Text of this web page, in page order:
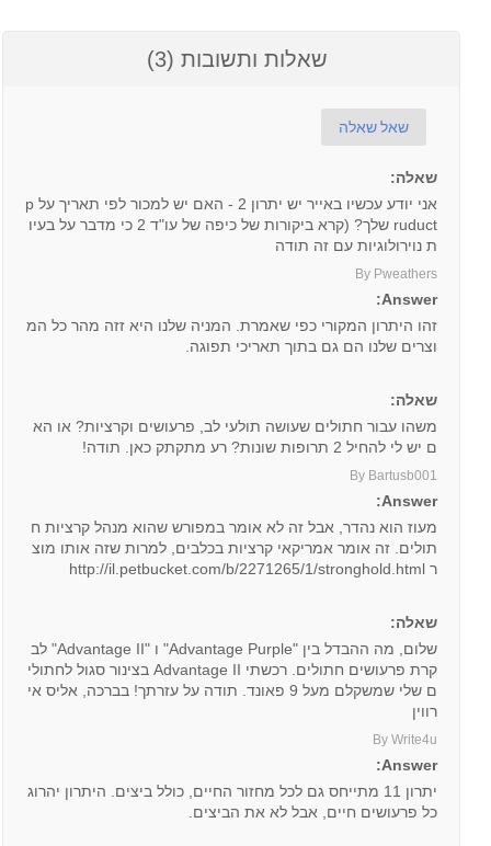
שאלות ותשובות (3)
שאל שאלה
שאלה:
אני יודע עכשיו באייר יש יתרון 2 - האם יש למכור לפי תאריך על p
ruduct שלך? (קרא ביקורות של כיפה של עו"ד 2 כי מדבר על בעיו
ת נוירולוגיות עם זה תודה
By Pweathers
Answer:
זהו היתרון המקורי כפי שאמרת. המניה שלנו היא זזה מהר כל המ
וצרים שלנו הם גם בתוך תאריכי תפוגה.
שאלה:
משהו עבור חתולים שעושה תולעי לב, פרעושים וקרציות? או הא
ם יש לי להחיל 2 תרופות שונות? רע מתקתק כאן. תודה!
By Bartusb001
Answer:
מעוז הוא נהדר, אבל זה לא אומר במפורש שהוא מנהל קרציות ח
תולים. זה אומר אמריקאי קרציות בכלבים, למרות שזה אותו מוצ
ר http://il.petbucket.com/b/2271265/1/stronghold.html
שאלה:
שלום, מה ההבדל בין "Advantage Purple" ו "Advantage II" לב
קרת פרעושים חתולים. רכשתי Advantage II בצינור סגול לחתולי
ם שלי שמשקלם מעל 9 פאונד. תודה על עזרתך! בברכה, אליס אי
רווין
By Write4u
Answer:
יתרון 11 מתייחס גם לכל מחזור החיים, כולל ביצים. היתרון יהרוג
כל פרעושים חיים, אבל לא את הביצים.